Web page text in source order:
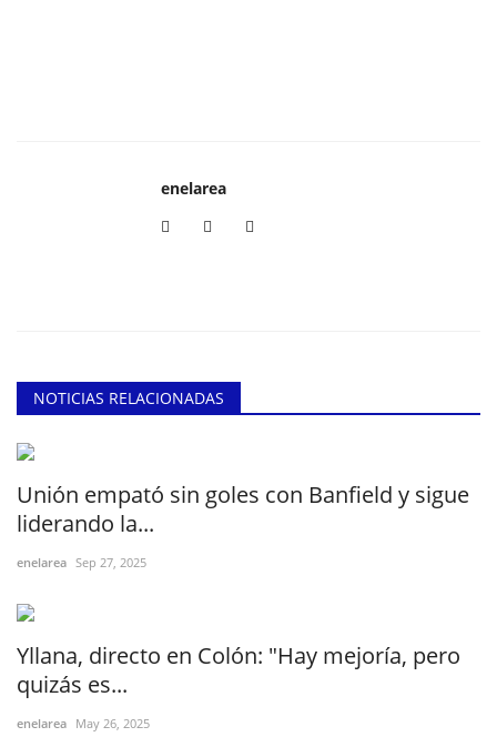
enelarea
NOTICIAS RELACIONADAS
Unión empató sin goles con Banfield y sigue
liderando la...
enelarea Sep 27, 2025
Yllana, directo en Colón: "Hay mejoría, pero
quizás es...
enelarea May 26, 2025